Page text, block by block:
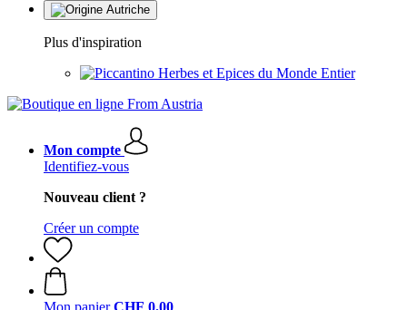
Plus d'inspiration
Herbes et Epices du Monde Entier
Mon compte
Identifiez-vous
Nouveau client ?
Créer un compte
Mon panier CHF 0.00